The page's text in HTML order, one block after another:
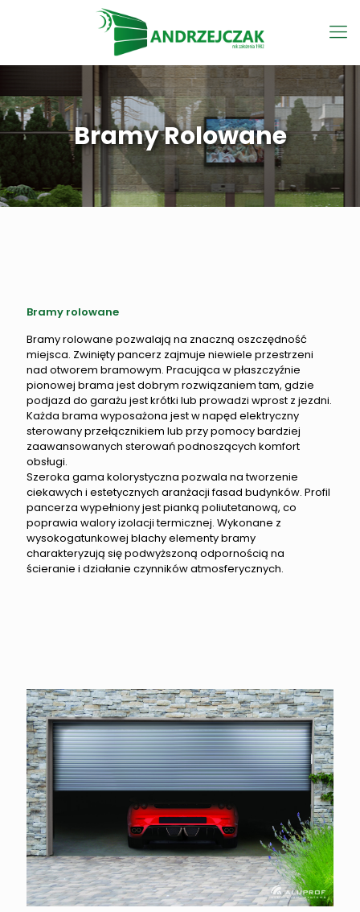
Bramy Rolowane
Bramy rolowane
Bramy rolowane pozwalają na znaczną oszczędność
miejsca. Zwinięty pancerz zajmuje niewiele przestrzeni
nad otworem bramowym. Pracująca w płaszczyźnie
pionowej brama jest dobrym rozwiązaniem tam, gdzie
podjazd do garażu jest krótki lub prowadzi wprost z jezdni.
Każda brama wyposażona jest w napęd elektryczny
sterowany przełącznikiem lub przy pomocy bardziej
zaawansowanych sterowań podnoszących komfort
obsługi.
Szeroka gama kolorystyczna pozwala na tworzenie
ciekawych i estetycznych aranżacji fasad budynków. Profil
pancerza wypełniony jest pianką poliutetanową, co
poprawia walory izolacji termicznej. Wykonane z
wysokogatunkowej blachy elementy bramy
charakteryzują się podwyższoną odpornością na
ścieranie i działanie czynników atmosferycznych.